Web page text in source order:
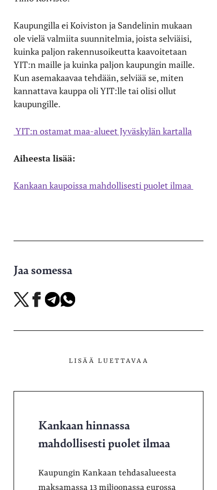
Kaupungilla ei Koiviston ja Sandelinin mukaan
ole vielä valmiita suunnitelmia, joista selviäisi,
kuinka paljon rakennusoikeutta kaavoitetaan
YIT:n maille ja kuinka paljon kaupungin maille.
Kun asemakaavaa tehdään, selviää se, miten
kannattava kauppa oli YIT:lle tai olisi ollut
kaupungille.
YIT:n ostamat maa-alueet Jyväskylän kartalla
Aiheesta lisää:
Kankaan kaupoissa mahdollisesti puolet ilmaa
Jaa somessa
Jaa
X-
Jaa
Facebookissa
Jaa
Telegramissa
Jaa
WhatsAppissa
LISÄÄ LUETTAVAA
Kankaan hinnassa
mahdollisesti puolet ilmaa
Kaupungin Kankaan tehdasalueesta
maksamassa 13 miljoonassa eurossa